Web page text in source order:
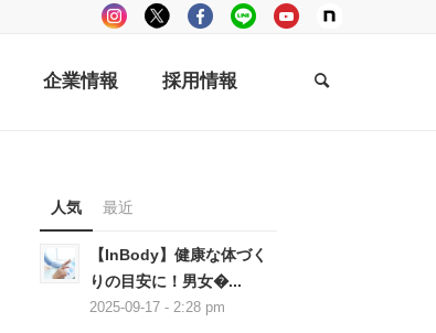
企業情報 採用情報
人気 最近
【InBody】健康な体づく
りの目安に！男女�...
2025-09-17 - 2:28 pm